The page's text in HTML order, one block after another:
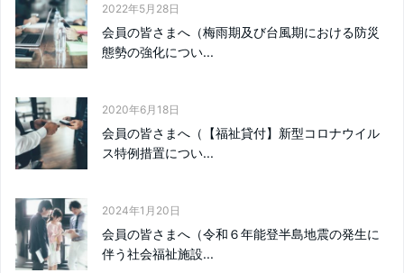
2022年5月28日
会員の皆さまへ（梅雨期及び台風期における防災
態勢の強化につい...
2020年6月18日
会員の皆さまへ（【福祉貸付】新型コロナウイル
ス特例措置につい...
2024年1月20日
会員の皆さまへ（令和６年能登半島地震の発生に
伴う社会福祉施設...